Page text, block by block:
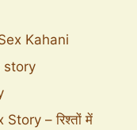
Kahani
story
– रिश्तों में